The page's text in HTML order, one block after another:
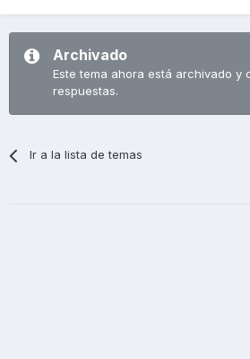
Archivado
Este tema ahora está archivado y
respuestas.
Ir a la lista de temas